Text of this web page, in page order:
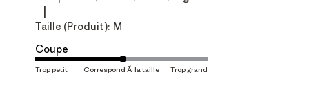
Taille (produit): M
Coupe